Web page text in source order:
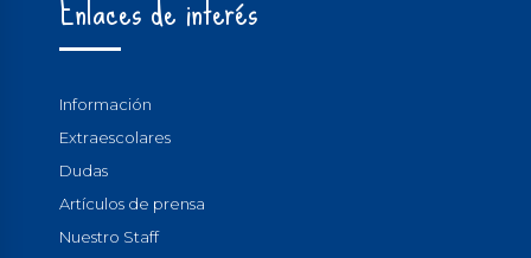
Información
Extraescolares
Dudas
Artículos de prensa
Nuestro Staff